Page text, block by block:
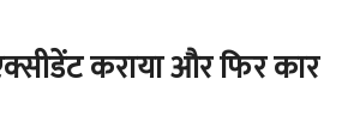
कराया और फिर कार